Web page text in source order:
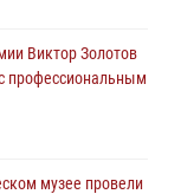
Виктор Золотов
профессиональным
музее провели